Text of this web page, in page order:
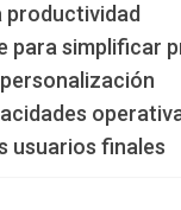
productividad
para simplificar
usuarios finales